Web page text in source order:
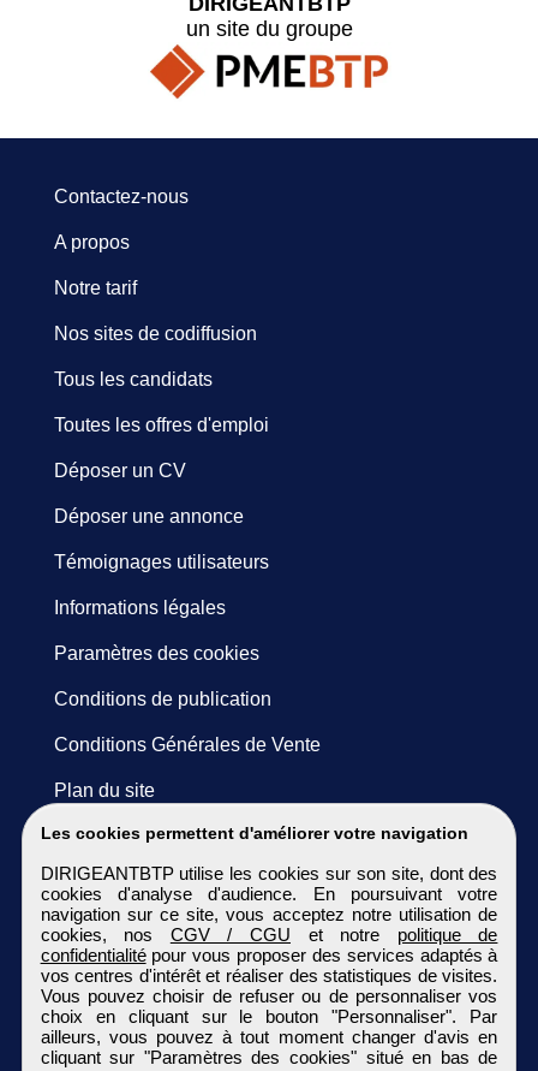
Les cookies permettent d'améliorer votre navigation
DIRIGEANTBTP utilise les cookies sur son site, dont des
cookies d'analyse d'audience. En poursuivant votre
navigation sur ce site, vous acceptez notre utilisation de
cookies, nos CGV / CGU et notre politique de
confidentialitépour vous proposer des services adaptés à
vos centres d'intérêt et réaliser des statistiques de visites.
Vous pouvez choisir de refuser ou de personnaliser vos
choix en cliquant sur le bouton "Personnaliser". Par
ailleurs, vous pouvez à tout moment changer d'avis en
cliquant sur "Paramètres des cookies" situé en bas de
un site du groupe
Contactez-nous
A propos
Notre tarif
Nos sites de codiffusion
Tous les candidats
Toutes les offres d'emploi
Déposer un CV
Déposer une annonce
Témoignages utilisateurs
Informations légales
Paramètres des cookies
Conditions de publication
Conditions Générales de Vente
Plan du site